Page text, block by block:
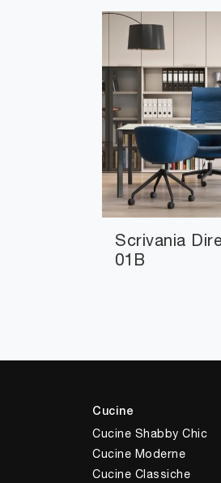
Scrivania
01B
Cucine
Cucine Shabby Chic
Cucine Moderne
Cucine Classiche